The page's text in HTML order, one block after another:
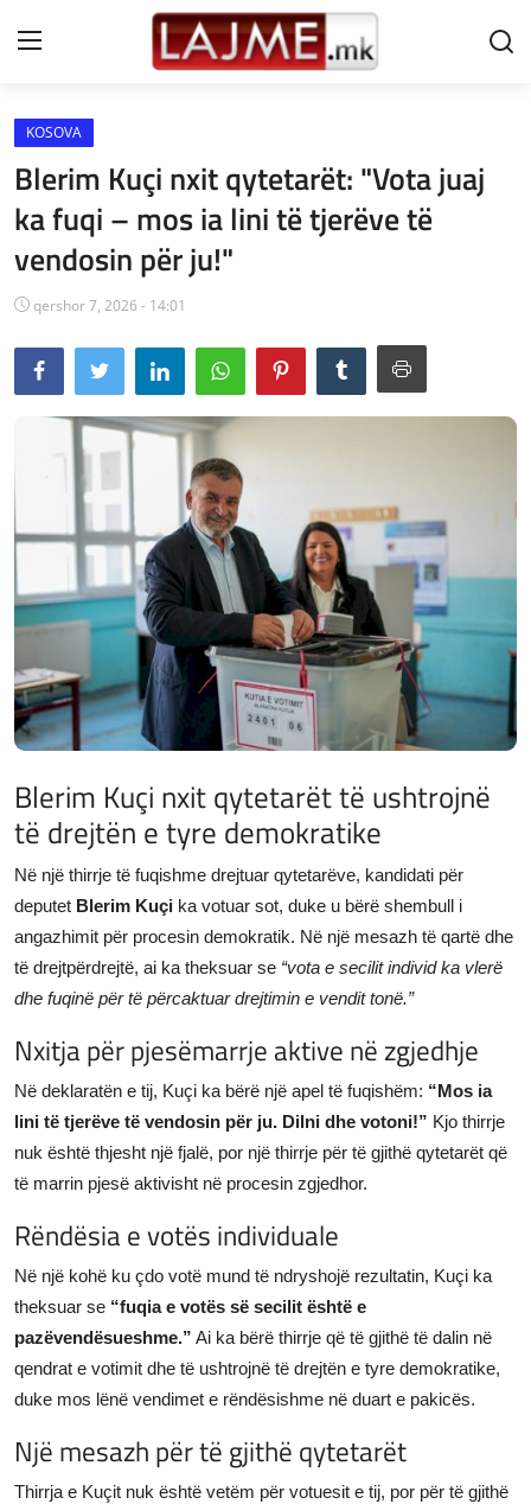
Shtëpi
LAJME MAQEDONI
SHQIPERI
KOSOVA
LAJME NGA BOTA
SHOWBIZ
Gallery
Shqip
KOSOVA
Blerim Kuçi nxit qytetarët: "Vota juaj
ka fuqi – mos ia lini të tjerëve të
vendosin për ju!"
qershor 7, 2026 - 14:01
Blerim Kuçi nxit qytetarët të ushtrojnë
të drejtën e tyre demokratike
Në një thirrje të fuqishme drejtuar qytetarëve, kandidati për
deputet Blerim Kuçi ka votuar sot, duke u bërë shembull i
angazhimit për procesin demokratik. Në një mesazh të qartë dhe
të drejtpërdrejtë, ai ka theksuar se “vota e secilit individ ka vlerë
dhe fuqinë për të përcaktuar drejtimin e vendit tonë.”
Nxitja për pjesëmarrje aktive në zgjedhje
Në deklaratën e tij, Kuçi ka bërë një apel të fuqishëm: “Mos ia
lini të tjerëve të vendosin për ju. Dilni dhe votoni!” Kjo thirrje
nuk është thjesht një fjalë, por një thirrje për të gjithë qytetarët që
të marrin pjesë aktivisht në procesin zgjedhor.
Rëndësia e votës individuale
Në një kohë ku çdo votë mund të ndryshojë rezultatin, Kuçi ka
theksuar se “fuqia e votës së secilit është e
pazëvendësueshme.” Ai ka bërë thirrje që të gjithë të dalin në
qendrat e votimit dhe të ushtrojnë të drejtën e tyre demokratike,
duke mos lënë vendimet e rëndësishme në duart e pakicës.
Një mesazh për të gjithë qytetarët
Thirrja e Kuçit nuk është vetëm për votuesit e tij, por për të gjithë